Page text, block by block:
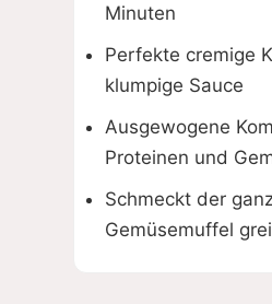
Minuten
Perfekte cremige
klumpige Sauce
Ausgewogene
Proteinen und
Schmeckt der
Gemüsemuffel